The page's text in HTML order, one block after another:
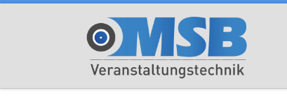
Zum Inhalt springen